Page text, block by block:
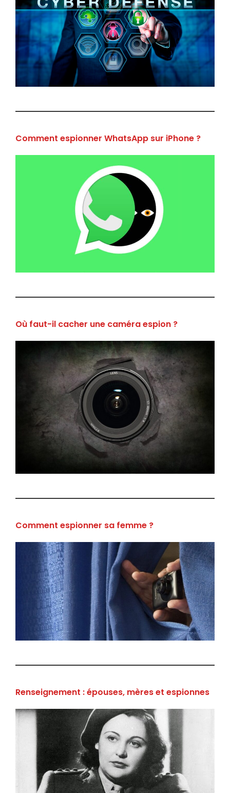
Comment espionner WhatsApp sur iPhone ?
Où faut-il cacher une caméra espion ?
Comment espionner sa femme ?
Renseignement : épouses, mères et espionnes